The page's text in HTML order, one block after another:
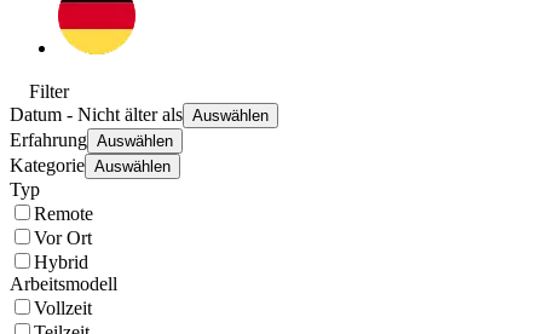
Filter
Datum - Nicht älter als Auswählen
Erfahrung Auswählen
Kategorie Auswählen
Typ
Remote
Vor Ort
Hybrid
Arbeitsmodell
Vollzeit